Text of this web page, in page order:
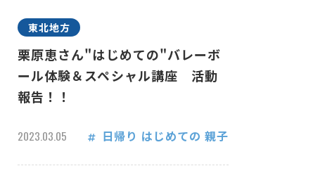
東北地方
栗原恵さん"はじめての"バレーボ
ール体験＆スペシャル講座 活動
報告！！
2023.03.05 日帰り はじめての 親子